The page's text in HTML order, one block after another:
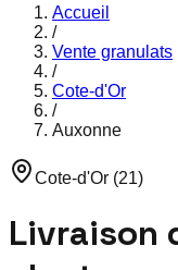
Accueil
/
Vente granulats
/
Cote-d'Or
/
Auxonne
Cote-d'Or (21)
Livraison